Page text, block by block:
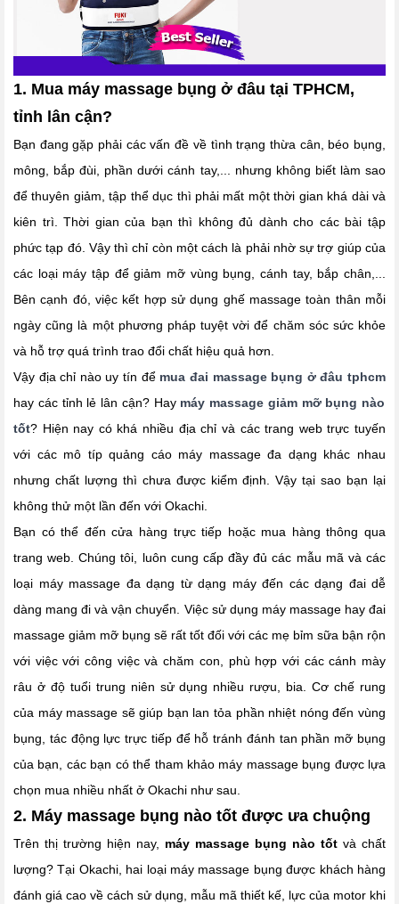
1. Mua máy massage bụng ở đâu tại TPHCM,
tỉnh lân cận?
Bạn đang gặp phải các vấn đề về tình trạng thừa cân, béo bụng,
mông, bắp đùi, phần dưới cánh tay,... nhưng không biết làm sao
để thuyên giảm, tập thể dục thì phải mất một thời gian khá dài và
kiên trì. Thời gian của bạn thì không đủ dành cho các bài tập
phức tạp đó. Vậy thì chỉ còn một cách là phải nhờ sự trợ giúp của
các loại máy tập để giảm mỡ vùng bụng, cánh tay, bắp chân,...
Bên cạnh đó, việc kết hợp sử dụng ghế massage toàn thân mỗi
ngày cũng là một phương pháp tuyệt vời để chăm sóc sức khỏe
và hỗ trợ quá trình trao đổi chất hiệu quả hơn.
Vậy địa chỉ nào uy tín để mua đai massage bụng ở đâu tphcm
hay các tỉnh lẻ lân cận? Hay máy massage giảm mỡ bụng nào
tốt? Hiện nay có khá nhiều địa chỉ và các trang web trực tuyến
với các mô típ quảng cáo máy massage đa dạng khác nhau
nhưng chất lượng thì chưa được kiểm định. Vậy tại sao bạn lại
không thử một lần đến với Okachi.
Bạn có thể đến cửa hàng trực tiếp hoặc mua hàng thông qua
trang web. Chúng tôi, luôn cung cấp đầy đủ các mẫu mã và các
loại máy massage đa dạng từ dạng máy đến các dạng đai dễ
dàng mang đi và vận chuyển. Việc sử dụng máy massage hay đai
massage giảm mỡ bụng sẽ rất tốt đối với các mẹ bỉm sữa bận rộn
với việc với công việc và chăm con, phù hợp với các cánh mày
râu ở độ tuổi trung niên sử dụng nhiều rượu, bia. Cơ chế rung
của máy massage sẽ giúp bạn lan tỏa phần nhiệt nóng đến vùng
bụng, tác động lực trực tiếp để hỗ tránh đánh tan phần mỡ bụng
của bạn, các bạn có thể tham khảo máy massage bụng được lựa
chọn mua nhiều nhất ở Okachi như sau.
2. Máy massage bụng nào tốt được ưa chuộng
Trên thị trường hiện nay, máy massage bụng nào tốt và chất
lượng? Tại Okachi, hai loại máy massage bụng được khách hàng
đánh giá cao về cách sử dụng, mẫu mã thiết kế, lực của motor khi